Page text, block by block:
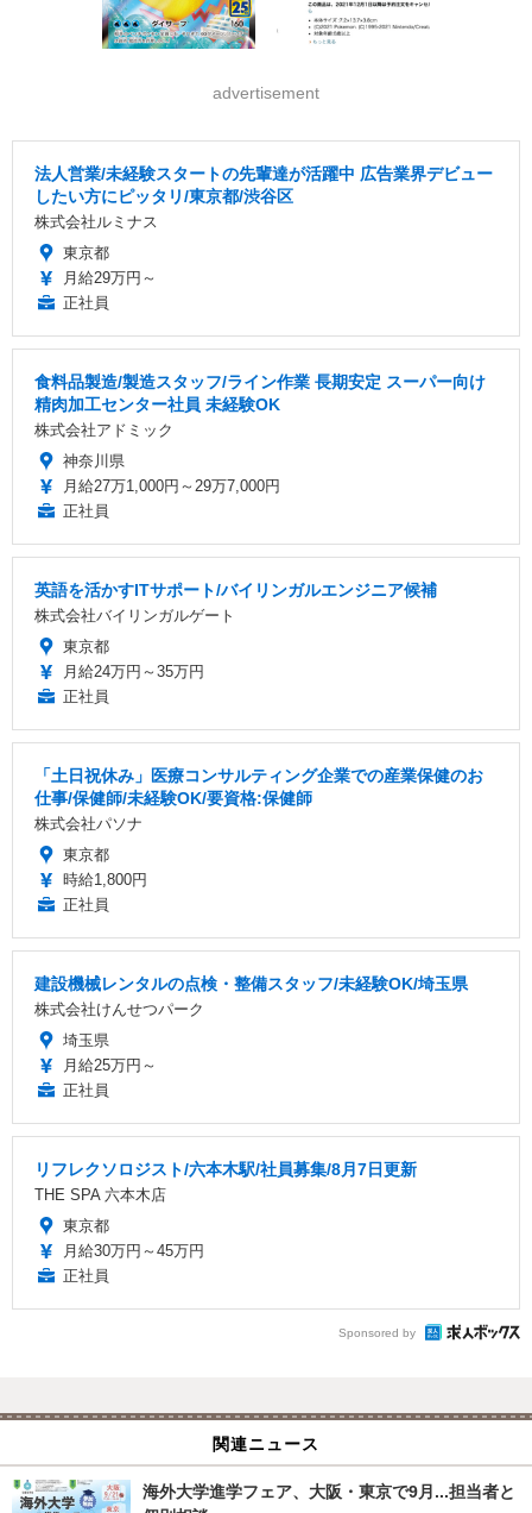
advertisement
法人営業/未経験スタートの先輩達が活躍中 広告業界デビュー
したい方にピッタリ/東京都/渋谷区
株式会社ルミナス
東京都
月給29万円～
正社員
食料品製造/製造スタッフ/ライン作業 長期安定 スーパー向け
精肉加工センター社員 未経験OK
株式会社アドミック
神奈川県
月給27万1,000円～29万7,000円
正社員
英語を活かすITサポート/バイリンガルエンジニア候補
株式会社バイリンガルゲート
東京都
月給24万円～35万円
正社員
「土日祝休み」医療コンサルティング企業での産業保健のお
仕事/保健師/未経験OK/要資格:保健師
株式会社パソナ
東京都
時給1,800円
正社員
建設機械レンタルの点検・整備スタッフ/未経験OK/埼玉県
株式会社けんせつパーク
埼玉県
月給25万円～
正社員
リフレクソロジスト/六本木駅/社員募集/8月7日更新
THE SPA 六本木店
東京都
月給30万円～45万円
正社員
Sponsored by
関連ニュース
海外大学進学フェア、大阪・東京で9月...担当者と